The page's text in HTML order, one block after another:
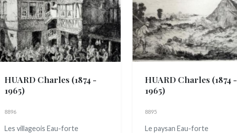
HUARD Charles (1874 -
1965)
8896
Les villageois Eau-forte
HUARD Charles (1874 -
1965)
8895
Le paysan Eau-forte